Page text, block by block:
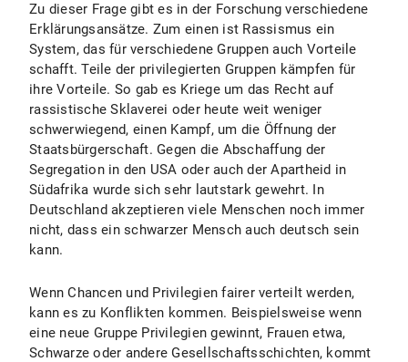
Zu dieser Frage gibt es in der Forschung verschiedene
Erklärungsansätze. Zum einen ist Rassismus ein
System, das für verschiedene Gruppen auch Vorteile
schafft. Teile der privilegierten Gruppen kämpfen für
ihre Vorteile. So gab es Kriege um das Recht auf
rassistische Sklaverei oder heute weit weniger
schwerwiegend, einen Kampf, um die Öffnung der
Staatsbürgerschaft. Gegen die Abschaffung der
Segregation in den USA oder auch der Apartheid in
Südafrika wurde sich sehr lautstark gewehrt. In
Deutschland akzeptieren viele Menschen noch immer
nicht, dass ein schwarzer Mensch auch deutsch sein
kann.
Wenn Chancen und Privilegien fairer verteilt werden,
kann es zu Konflikten kommen. Beispielsweise wenn
eine neue Gruppe Privilegien gewinnt, Frauen etwa,
Schwarze oder andere Gesellschaftsschichten, kommt